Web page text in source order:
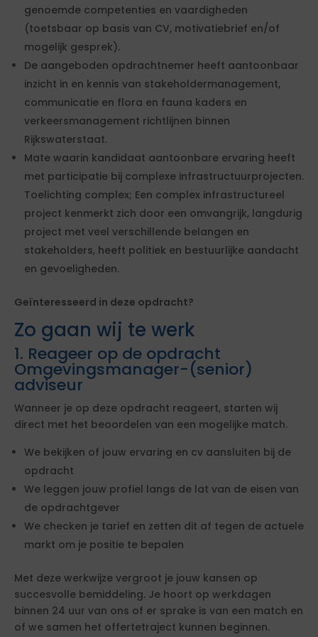
genoemde competenties en vaardigheden
(toetsbaar op basis van CV, motivatiebrief en/of
mogelijk gesprek).
De aangeboden opdrachtnemer heeft aantoonbaar
inzicht in en kennis van stakeholdermanagement,
communicatie en flora en fauna kaders en
verkeersmanagement richtlijnen binnen
Rijkswaterstaat.
Mate waarin kandidaat aantoonbare ervaring heeft
met participatie bij complexe infrastructuurprojecten.
Toelichting complex; Een complex infrastructureel
project kenmerkt zich door een omvangrijk, langdurig
project met veel verschillende belangen en
stakeholders, heeft politiek en bestuurlijke aandacht
en gevoeligheden.
Geïnteresseerd in deze opdracht?
Zo gaan wij te werk
1. Reageer op de opdracht
Omgevingsmanager-(senior)
adviseur
Wanneer je op deze opdracht reageert, starten wij
direct met het beoordelen van een mogelijke match.
We bekijken of jouw ervaring en cv aansluiten bij de
opdracht
We leggen jouw profiel langs de lat van de eisen van
de opdrachtgever
We checken je tarief en zetten dit af tegen de actuele
markt om je positie te bepalen
Met deze werkwijze vergroot je jouw kansen op
succesvolle bemiddeling. Je hoort op werkdagen
binnen 24 uur van ons of er sprake is van een match en
of we samen het offertetraject kunnen beginnen.